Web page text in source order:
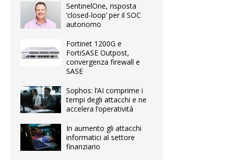
SentinelOne, risposta
‘closed-loop’ per il SOC
autonomo
Fortinet 1200G e
FortiSASE Outpost,
convergenza firewall e
SASE
Sophos: l’AI comprime i
tempi degli attacchi e ne
accelera l’operatività
In aumento gli attacchi
informatici al settore
finanziario